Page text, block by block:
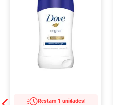
Restam 1 unidades!